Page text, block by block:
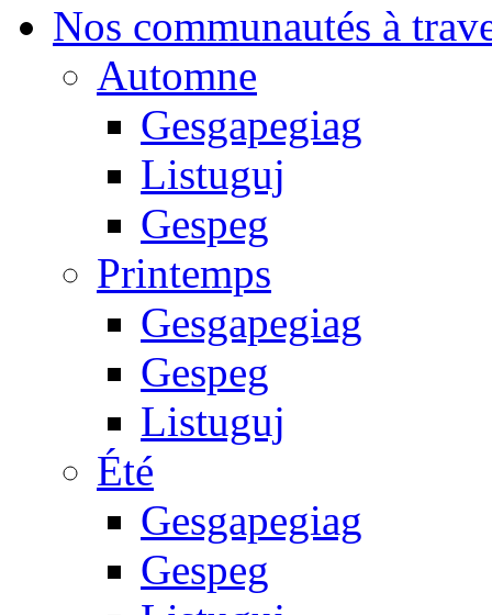
Nos communautés à
Automne
Gesgapegiag
Listuguj
Gespeg
Printemps
Gesgapegiag
Gespeg
Listuguj
Été
Gesgapegiag
Gespeg